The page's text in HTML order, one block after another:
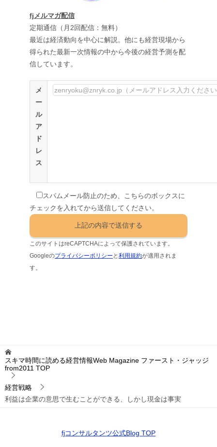
fjメルマガ配信
定期通信（月2回配信：無料）
最近は経済動向を中心に解説。他にも経営現場から
得られた最新一次情報の中から今後の経営予測を配
信しています。
メ
ー
ル
ア
ド
レ
ス
スパムメール防止のため、こちらのボックスに
チェックを入れてから送信してください。
このサイトはreCAPTCHAによって保護されています。
Googleのプライバシーポリシー と利用規約が適用されま
す。
スキマ時間に読める経営情報Web Magazine ファースト・ジャッジ
from2011 TOP
経営戦略
利益は企業の意思で生むことができる、しかし現金は事実
fjコンサルタンツ公式Blog TOP